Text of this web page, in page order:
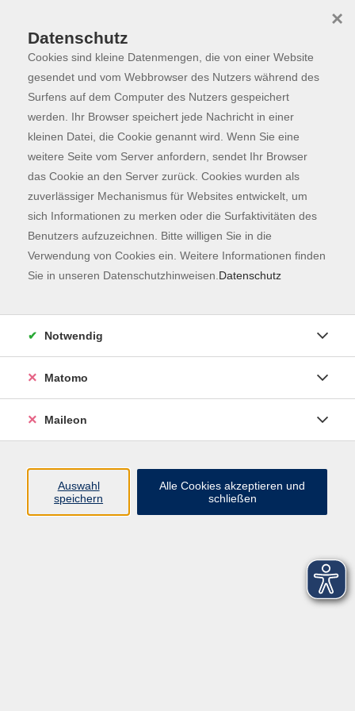
Skip to main content
Programm
Der Kurs konnte nicht gefunden werden.
Kontaktformular
Impressum
AGB
Datenschutzerklärung
Datenschutz
Cookies sind kleine Datenmengen, die von einer Website
gesendet und vom Webbrowser des Nutzers während des
Surfens auf dem Computer des Nutzers gespeichert
werden. Ihr Browser speichert jede Nachricht in einer
kleinen Datei, die Cookie genannt wird. Wenn Sie eine
weitere Seite vom Server anfordern, sendet Ihr Browser
das Cookie an den Server zurück. Cookies wurden als
zuverlässiger Mechanismus für Websites entwickelt, um
sich Informationen zu merken oder die Surfaktivitäten des
Benutzers aufzuzeichnen. Bitte willigen Sie in die
Verwendung von Cookies ein. Weitere Informationen finden
Sie in unseren Datenschutzhinweisen. Datenschutz
×
Notwendig
Matomo
Maileon
Auswahl
speichern
Alle Cookies akzeptieren und
schließen